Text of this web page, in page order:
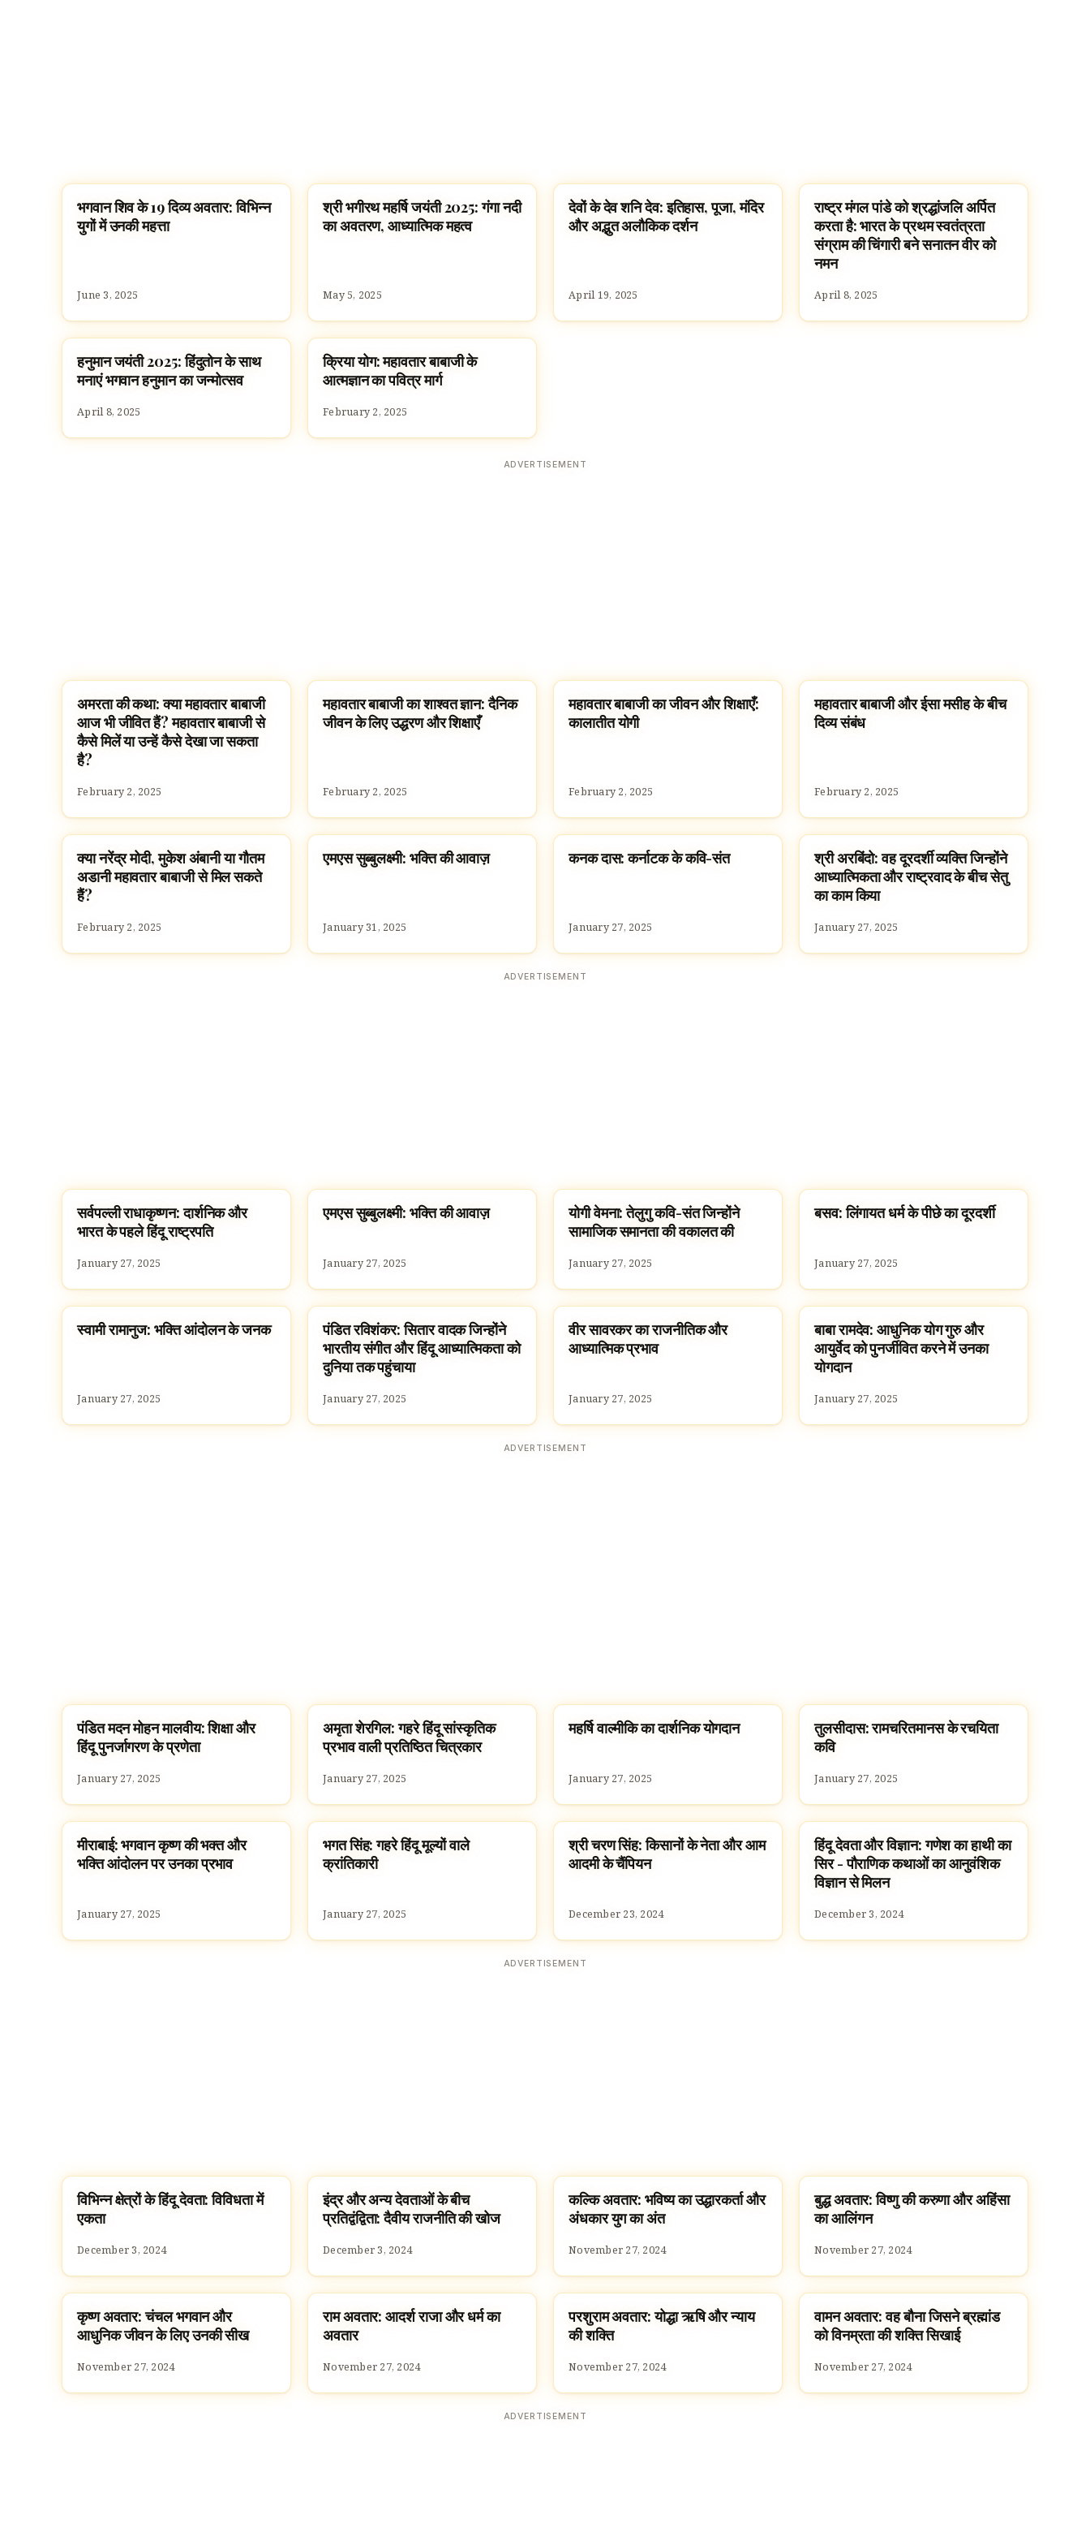
HINDU GODS
भगवान शिव के 19 दिव्य अवतार: विभिन्न
युगों में उनकी महत्ता
June 3, 2025
FAMOUS HINDUS
श्री भगीरथ महर्षि जयंती 2025: गंगा नदी
का अवतरण, आध्यात्मिक महत्व
May 5, 2025
HINDU GODS
देवों के देव शनि देव: इतिहास, पूजा, मंदिर
और अद्भुत अलौकिक दर्शन
April 19, 2025
FAMOUS HINDUS
राष्ट्र मंगल पांडे को श्रद्धांजलि अर्पित
करता है: भारत के प्रथम स्वतंत्रता
संग्राम की चिंगारी बने सनातन वीर को
नमन
April 8, 2025
HINDU GODS
हनुमान जयंती 2025: हिंदुतोन के साथ
मनाएं भगवान हनुमान का जन्मोत्सव
April 8, 2025
MAHAVATAR BABAJI
क्रिया योग: महावतार बाबाजी के
आत्मज्ञान का पवित्र मार्ग
February 2, 2025
ADVERTISEMENT
MAHAVATAR BABAJI
अमरता की कथा: क्या महावतार बाबाजी
आज भी जीवित हैं? महावतार बाबाजी से
कैसे मिलें या उन्हें कैसे देखा जा सकता
है?
February 2, 2025
MAHAVATAR BABAJI
महावतार बाबाजी का शाश्वत ज्ञान: दैनिक
जीवन के लिए उद्धरण और शिक्षाएँ
February 2, 2025
MAHAVATAR BABAJI
महावतार बाबाजी का जीवन और शिक्षाएँ:
कालातीत योगी
February 2, 2025
MAHAVATAR BABAJI
महावतार बाबाजी और ईसा मसीह के बीच
दिव्य संबंध
February 2, 2025
MAHAVATAR BABAJI
क्या नरेंद्र मोदी, मुकेश अंबानी या गौतम
अडानी महावतार बाबाजी से मिल सकते
हैं?
February 2, 2025
FAMOUS HINDUS
एमएस सुब्बुलक्ष्मी: भक्ति की आवाज़
January 31, 2025
FAMOUS HINDUS
कनक दास: कर्नाटक के कवि-संत
January 27, 2025
FAMOUS HINDUS
श्री अरबिंदो: वह दूरदर्शी व्यक्ति जिन्होंने
आध्यात्मिकता और राष्ट्रवाद के बीच सेतु
का काम किया
January 27, 2025
ADVERTISEMENT
FAMOUS HINDUS
सर्वपल्ली राधाकृष्णन: दार्शनिक और
भारत के पहले हिंदू राष्ट्रपति
January 27, 2025
FAMOUS HINDUS
एमएस सुब्बुलक्ष्मी: भक्ति की आवाज़
January 27, 2025
FAMOUS HINDUS
योगी वेमना: तेलुगु कवि-संत जिन्होंने
सामाजिक समानता की वकालत की
January 27, 2025
FAMOUS HINDUS
बसव: लिंगायत धर्म के पीछे का दूरदर्शी
January 27, 2025
FAMOUS HINDUS
स्वामी रामानुज: भक्ति आंदोलन के जनक
January 27, 2025
FAMOUS HINDUS
पंडित रविशंकर: सितार वादक जिन्होंने
भारतीय संगीत और हिंदू आध्यात्मिकता को
दुनिया तक पहुंचाया
January 27, 2025
FAMOUS HINDUS
वीर सावरकर का राजनीतिक और
आध्यात्मिक प्रभाव
January 27, 2025
FAMOUS HINDUS
बाबा रामदेव: आधुनिक योग गुरु और
आयुर्वेद को पुनर्जीवित करने में उनका
योगदान
January 27, 2025
ADVERTISEMENT
FAMOUS HINDUS
पंडित मदन मोहन मालवीय: शिक्षा और
हिंदू पुनर्जागरण के प्रणेता
January 27, 2025
FAMOUS HINDUS
अमृता शेरगिल: गहरे हिंदू सांस्कृतिक
प्रभाव वाली प्रतिष्ठित चित्रकार
January 27, 2025
FAMOUS HINDUS
महर्षि वाल्मीकि का दार्शनिक योगदान
January 27, 2025
FAMOUS HINDUS
तुलसीदास: रामचरितमानस के रचयिता
कवि
January 27, 2025
FAMOUS HINDUS
मीराबाई: भगवान कृष्ण की भक्त और
भक्ति आंदोलन पर उनका प्रभाव
January 27, 2025
FAMOUS HINDUS
भगत सिंह: गहरे हिंदू मूल्यों वाले
क्रांतिकारी
January 27, 2025
FAMOUS HINDUS
श्री चरण सिंह: किसानों के नेता और आम
आदमी के चैंपियन
December 23, 2024
HINDU GODS
हिंदू देवता और विज्ञान: गणेश का हाथी का
सिर - पौराणिक कथाओं का आनुवंशिक
विज्ञान से मिलन
December 3, 2024
ADVERTISEMENT
HINDU GODS
विभिन्न क्षेत्रों के हिंदू देवता: विविधता में
एकता
December 3, 2024
HINDU GODS
इंद्र और अन्य देवताओं के बीच
प्रतिद्वंद्विता: दैवीय राजनीति की खोज
December 3, 2024
DASAVATARAM
कल्कि अवतार: भविष्य का उद्धारकर्ता और
अंधकार युग का अंत
November 27, 2024
DASAVATARAM
बुद्ध अवतार: विष्णु की करुणा और अहिंसा
का आलिंगन
November 27, 2024
DASAVATARAM
कृष्ण अवतार: चंचल भगवान और
आधुनिक जीवन के लिए उनकी सीख
November 27, 2024
DASAVATARAM
राम अवतार: आदर्श राजा और धर्म का
अवतार
November 27, 2024
DASAVATARAM
परशुराम अवतार: योद्धा ऋषि और न्याय
की शक्ति
November 27, 2024
DASAVATARAM
वामन अवतार: वह बौना जिसने ब्रह्मांड
को विनम्रता की शक्ति सिखाई
November 27, 2024
ADVERTISEMENT